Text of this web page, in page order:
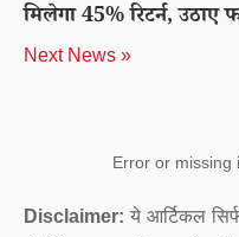
मिलेगा 45% रिटर्न, उठाए
Next News »
Error or missing
Disclaimer: ये आर्टिकल